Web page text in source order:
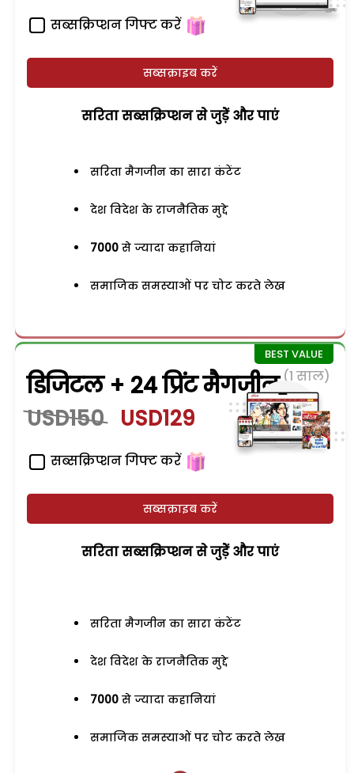
सब्सक्रिप्शन गिफ्ट करें
सब्सक्राइब करें
सरिता सब्सक्रिप्शन से जुड़ेें और पाएं
सरिता मैगजीन का सारा कंटेंट
देश विदेश के राजनैतिक मुद्दे
7000 से ज्यादा कहानियां
समाजिक समस्याओं पर चोट करते लेख
डिजिटल + 24 प्रिंट मैगजीन (1 साल)
USD150 USD129
सब्सक्रिप्शन गिफ्ट करें
सब्सक्राइब करें
सरिता सब्सक्रिप्शन से जुड़ेें और पाएं
सरिता मैगजीन का सारा कंटेंट
देश विदेश के राजनैतिक मुद्दे
7000 से ज्यादा कहानियां
समाजिक समस्याओं पर चोट करते लेख